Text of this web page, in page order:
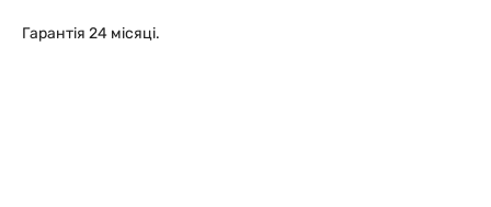
Гарантія 24 місяці.